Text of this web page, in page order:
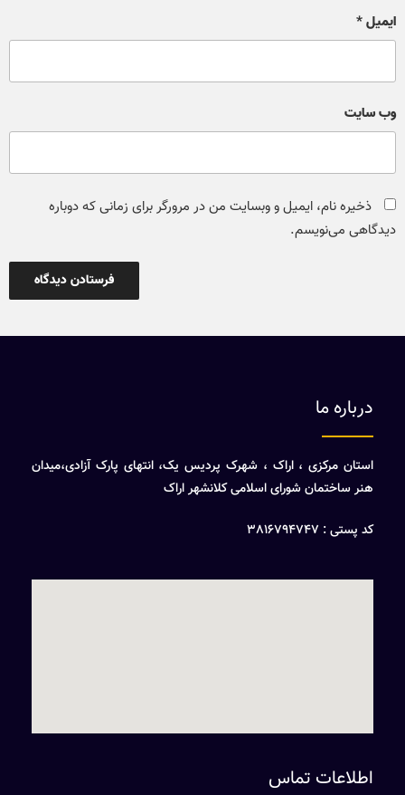
ایمیل*
وب‌ سایت
ذخیره نام، ایمیل و وبسایت من در مرورگر برای زمانی که دوباره
دیدگاهی می‌نویسم.
درباره ما
استان مرکزی ، اراک ، شهرک پردیس یک، انتهای پارک آزادی،میدان
هنر ساختمان شورای اسلامی کلانشهر اراک
کد پستی : 3816794747
اطلاعات تماس